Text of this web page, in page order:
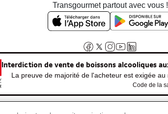
Transgourmet partout avec vous !
Interdiction de vente de boissons alcooliques
La preuve de majorité de l'acheteur est exigée au
Code de la